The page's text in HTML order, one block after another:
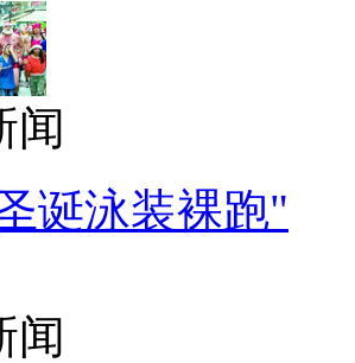
闻
诞泳装裸跑"
闻